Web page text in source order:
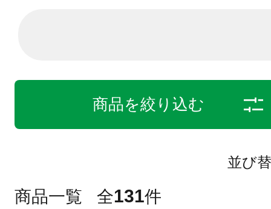
商品を絞り込む
並び
商品一覧 全131件